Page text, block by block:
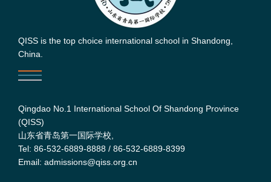
QISS is the top choice international school in Shandong,
China.
Qingdao No.1 International School Of Shandong Province
(QISS)
山东省青岛第一国际学校,
Tel: 86-532-6889-8888 / 86-532-6889-8399
Email: admissions@qiss.org.cn